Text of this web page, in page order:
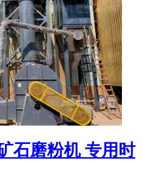
石磨粉机 专用时